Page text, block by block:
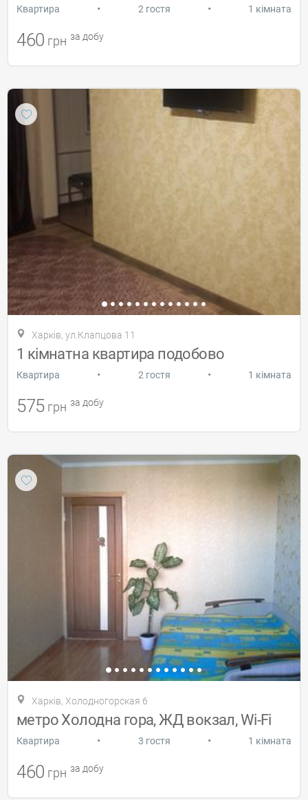
Квартира • 2 гостя • 1 кімната
460 грн за добу
Харків, ул.Клапцова 11
1 кімнатна квартира подобово
Квартира • 2 гостя • 1 кімната
575 грн за добу
Харків, Холодногорская 6
метро Холодна гора, ЖД вокзал, Wi-Fi
Квартира • 3 гостя • 1 кімната
460 грн за добу